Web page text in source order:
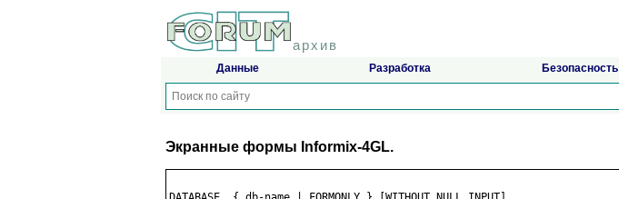
архив
Данные Разработка Безопасность
Экранные формы Informix-4GL.